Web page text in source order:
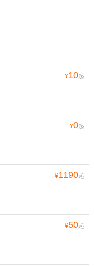
¥10起
¥0起
¥1190起
¥50起